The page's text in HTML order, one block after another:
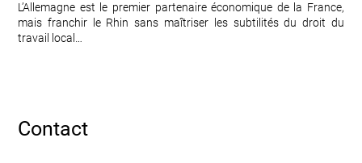
L’Allemagne est le premier partenaire économique de la France,
mais franchir le Rhin sans maîtriser les subtilités du droit du
travail local…
Contact